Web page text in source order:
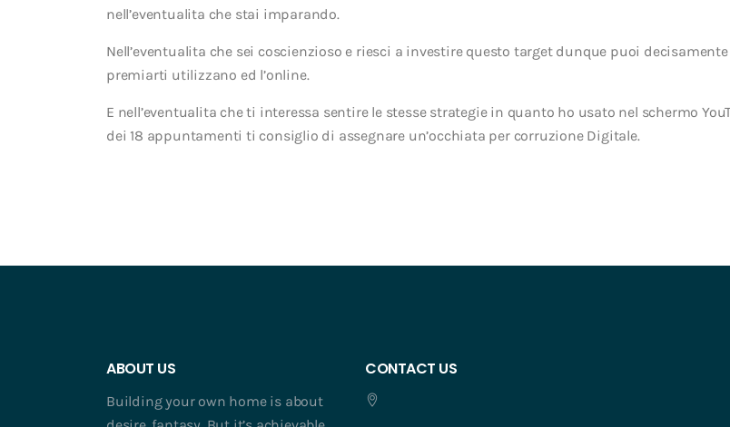
nell’eventualita che stai imparando.
Nell’eventualita che sei coscienzioso e riesci a investire questo target dunque puoi decisamente
premiarti utilizzano ed l’online.
E nell’eventualita che ti interessa sentire le stesse strategie in quanto ho usato nel schermo
dei 18 appuntamenti ti consiglio di assegnare un’occhiata per corruzione Digitale.
ABOUT US
Building your own home is about
CONTACT US